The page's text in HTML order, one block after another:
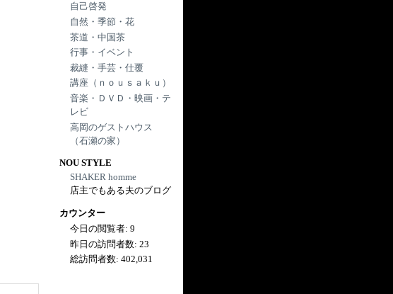
自己啓発
自然・季節・花
茶道・中国茶
行事・イベント
裁縫・手芸・仕覆
講座（ｎｏｕｓａｋｕ）
音楽・ＤＶＤ・映画・テ
レビ
高岡のゲストハウス
（石瀬の家）
NOU STYLE
SHAKER homme
店主でもある夫のブログ
カウンター
今日の閲覧者:9
昨日の訪問者数:23
総訪問者数:402,031